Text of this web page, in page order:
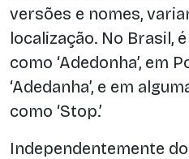
versões e nomes,
localização. No Brasil,
como ‘Adedonha’, em
‘Adedanha’, e em
como ‘Stop.’
Independentemente